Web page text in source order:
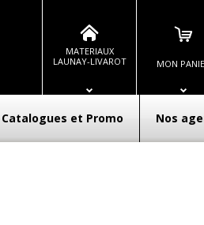
MATERIAUX
LAUNAY-LIVAROT
MON
Catalogues et Promo Nos